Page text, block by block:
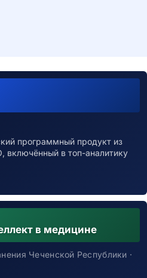
программный продукт из
включённый в топ-аналитику
в медицине
Чеченской Республики ·